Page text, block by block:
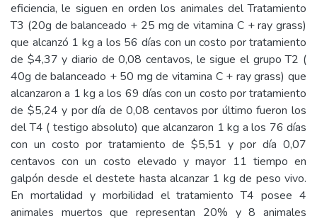
eficiencia, le siguen en orden los animales del Tratamiento
T3 (20g de balanceado + 25 mg de vitamina C + ray grass)
que alcanzó 1 kg a los 56 días con un costo por tratamiento
de $4,37 y diario de 0,08 centavos, le sigue el grupo T2 (
40g de balanceado + 50 mg de vitamina C + ray grass) que
alcanzaron a 1 kg a los 69 días con un costo por tratamiento
de $5,24 y por día de 0,08 centavos por último fueron los
del T4 ( testigo absoluto) que alcanzaron 1 kg a los 76 días
con un costo por tratamiento de $5,51 y por día 0,07
centavos con un costo elevado y mayor 11 tiempo en
galpón desde el destete hasta alcanzar 1 kg de peso vivo.
En mortalidad y morbilidad el tratamiento T4 posee 4
animales muertos que representan 20% y 8 animales